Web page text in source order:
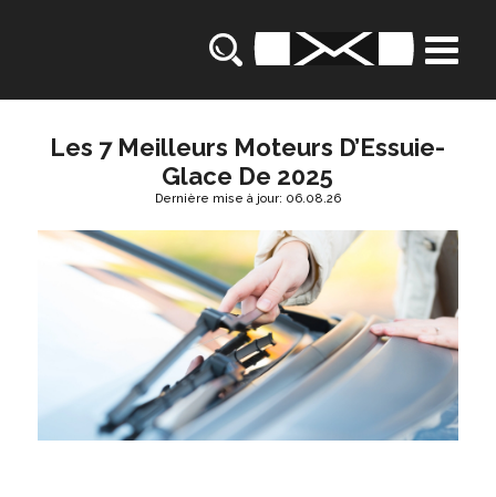
Les 7 Meilleurs Moteurs D’Essuie-
Glace De 2025
Dernière mise à jour: 06.08.26